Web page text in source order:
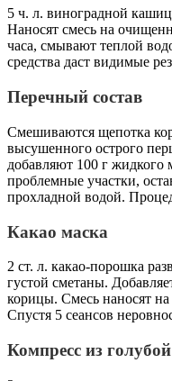
5 ч. л. виноградной
Наносят смесь на
часа, смывают теплой
средства даст видимые
Перечный состав
Смешиваются щепотка
высушенного острого
добавляют 100 г жидкого
проблемные участки,
прохладной водой.
Какао маска
2 ст. л. какао-порошка
густой сметаны.
корицы. Смесь наносят
Спустя 5 сеансов
Компресс из